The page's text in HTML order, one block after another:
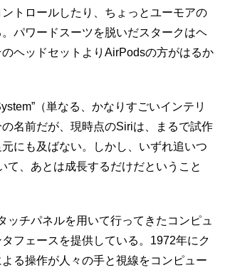
トロールしたり、ちょっとユーモアの
パワードスーツを脱いだスタークはヘ
ヘッドセットよりAirPodsの方がはるか
（単なる、かなりすごいインテリ
名前だが、現時点のSiriは、まるで試作
にも及ばない。しかし、いずれ追いつ
て、あとは成長するだけだということ
チパネルを用いて行ってきたコンピュ
フェースを提供している。1972年にク
る操作が人々の手と視線をコンピュー